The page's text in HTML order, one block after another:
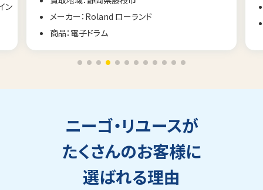
メーカー：Muramatsu ムラマツ
商品：フルート
ニーゴ・リユースが
たくさんのお客様に
選ばれる理由